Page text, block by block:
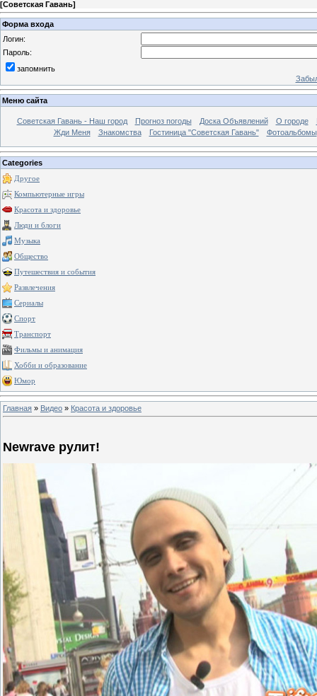
[Советская Гавань]
Форма входа
Логин:
Пароль:
запомнить
Меню сайта
Советская Гавань - Наш город Прогноз погоды Доска Объявлений О городе
Жди Меня
Знакомства Гостиница "Советская Гавань" Фотоальбомы
Categories
Другое
Компьютерные игры
Красота и здоровье
Люди и блоги
Музыка
Общество
Путешествия и события
Развлечения
Сериалы
Спорт
Транспорт
Фильмы и анимация
Хобби и образование
Юмор
Главная » Видео » Красота и здоровье
Newrave рулит!